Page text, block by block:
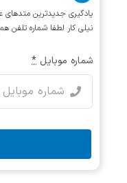
یادگیری جدیدترین متد‌های
نیلی کار لطفا شماره تلفن
شماره موبایل *